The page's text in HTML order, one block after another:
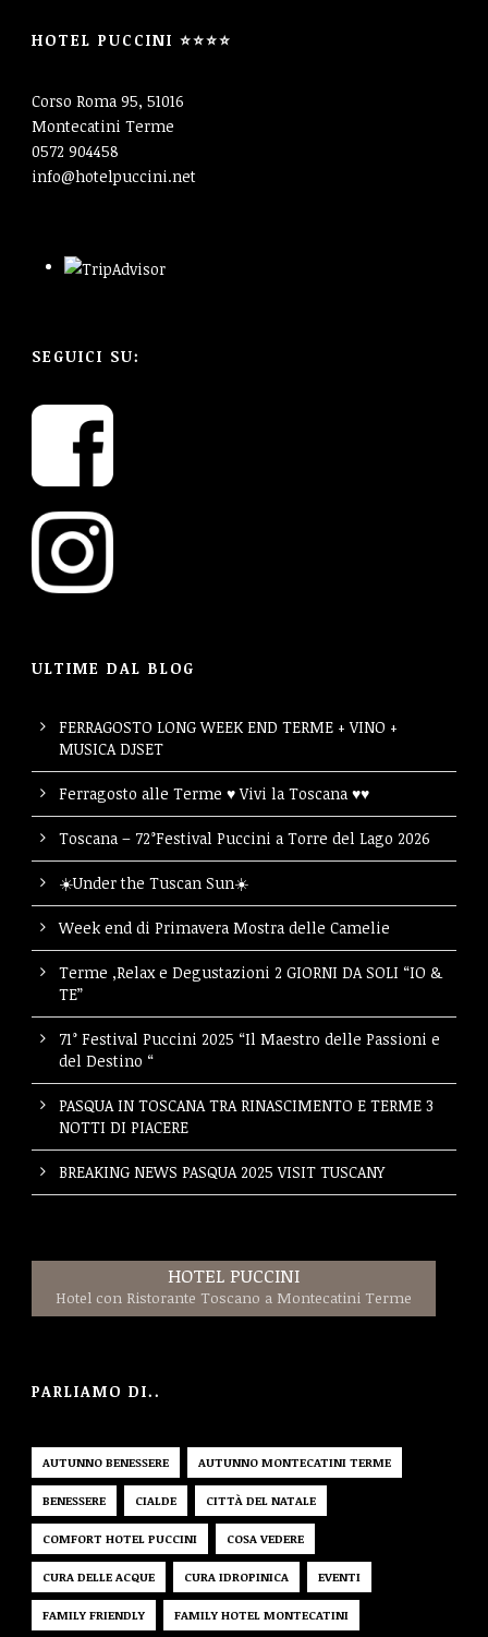
HOTEL PUCCINI ⭐⭐⭐⭐
Corso Roma 95, 51016
Montecatini Terme
0572 904458
info@hotelpuccini.net
SEGUICI SU:
ULTIME DAL BLOG
FERRAGOSTO LONG WEEK END TERME + VINO +
MUSICA DJSET
Ferragosto alle Terme ♥ Vivi la Toscana ♥♥
Toscana – 72°Festival Puccini a Torre del Lago 2026
☀️Under the Tuscan Sun☀️
Week end di Primavera Mostra delle Camelie
Terme ,Relax e Degustazioni 2 GIORNI DA SOLI “IO &
TE”
71° Festival Puccini 2025 “Il Maestro delle Passioni e
del Destino “
PASQUA IN TOSCANA TRA RINASCIMENTO E TERME 3
NOTTI DI PIACERE
BREAKING NEWS PASQUA 2025 VISIT TUSCANY
HOTEL PUCCINI
Hotel con Ristorante Toscano a Montecatini Terme
PARLIAMO DI..
AUTUNNO BENESSERE AUTUNNO MONTECATINI TERME
BENESSERE CIALDE CITTÀ DEL NATALE
COMFORT HOTEL PUCCINI COSA VEDERE
CURA DELLE ACQUE CURA IDROPINICA EVENTI
FAMILY FRIENDLY FAMILY HOTEL MONTECATINI